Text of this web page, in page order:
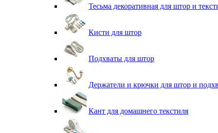
Тесьма декоративная для штор и
Кисти для штор
Подхваты для штор
Держатели и крючки для штор и
Кант для домашнего текстиля